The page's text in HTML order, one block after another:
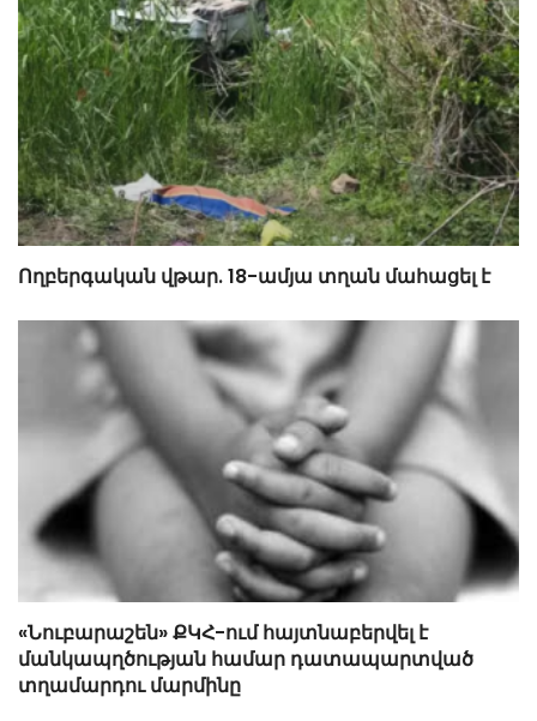
Ողբերգական վթար. 18-ամյա տղան մահացել է
«Նուբարաշեն» ՔԿՀ-ում հայտնաբերվել է
մանկապղծության համար դատապարտված
տղամարդու մարմինը